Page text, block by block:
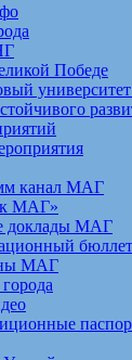
Победе
канал МАГ
МАГ»
доклады МАГ
МАГ